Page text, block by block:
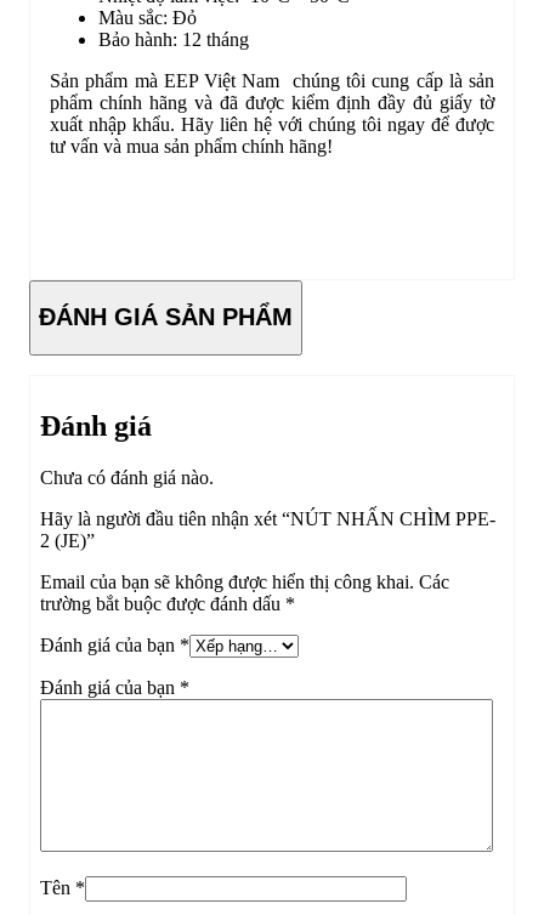
Màu sắc: Đỏ
Bảo hành: 12 tháng
Sản phẩm mà EEP Việt Nam chúng tôi cung cấp là sản
phẩm chính hãng và đã được kiểm định đầy đủ giấy tờ
xuất nhập khẩu. Hãy liên hệ với chúng tôi ngay để được
tư vấn và mua sản phẩm chính hãng!
ĐÁNH GIÁ SẢN PHẨM
Đánh giá
Chưa có đánh giá nào.
Hãy là người đầu tiên nhận xét “NÚT NHẤN CHÌM PPE-
2 (JE)”
Email của bạn sẽ không được hiển thị công khai. Các
trường bắt buộc được đánh dấu *
Đánh giá của bạn *
Đánh giá của bạn *
Tên *